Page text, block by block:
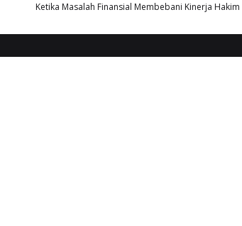
Ketika Masalah Finansial Membebani Kinerja Hakim